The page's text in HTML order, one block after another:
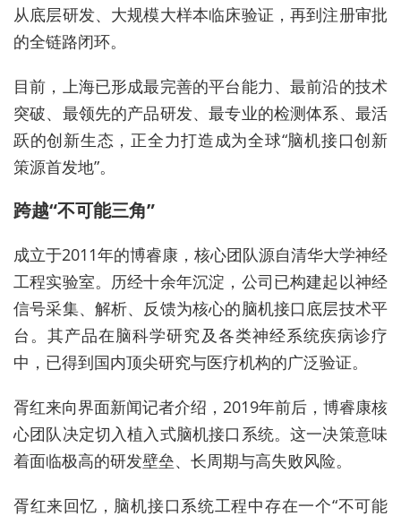
从底层研发、大规模大样本临床验证，再到注册审批
的全链路闭环。
目前，上海已形成最完善的平台能力、最前沿的技术
突破、最领先的产品研发、最专业的检测体系、最活
跃的创新生态，正全力打造成为全球“脑机接口创新
策源首发地”。
跨越“不可能三角”
成立于2011年的博睿康，核心团队源自清华大学神经
工程实验室。历经十余年沉淀，公司已构建起以神经
信号采集、解析、反馈为核心的脑机接口底层技术平
台。其产品在脑科学研究及各类神经系统疾病诊疗
中，已得到国内顶尖研究与医疗机构的广泛验证。
胥红来向界面新闻记者介绍，2019年前后，博睿康核
心团队决定切入植入式脑机接口系统。这一决策意味
着面临极高的研发壁垒、长周期与高失败风险。
胥红来回忆，脑机接口系统工程中存在一个“不可能